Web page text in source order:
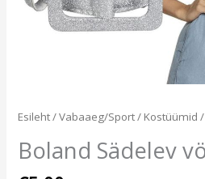
Esileht/Vabaaeg/Sport/ Kostüümid
Boland Sädelev